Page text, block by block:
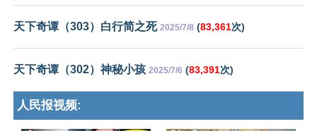
天下奇谭（303）白行简之死 2025/7/8 (83,361次)
天下奇谭（302）神秘小孩 2025/7/6 (83,391次)
人民报视频: